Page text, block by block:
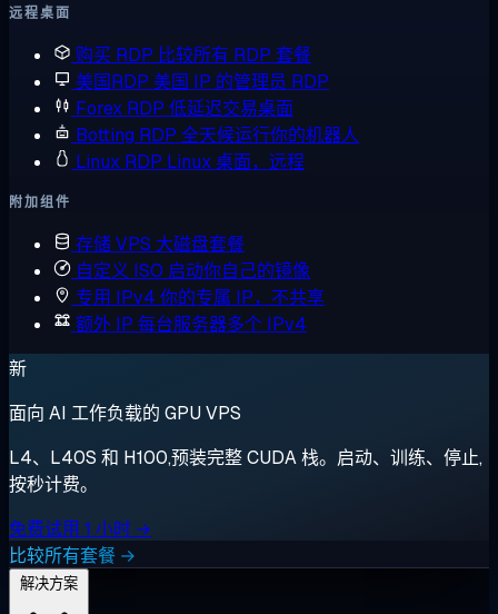
远程桌面
购买 RDP 比较所有 RDP 套餐
美国RDP 美国 IP 的管理员 RDP
Forex RDP 低延迟交易桌面
Botting RDP 全天候运行你的机器人
Linux RDP Linux 桌面，远程
附加组件
存储 VPS 大磁盘套餐
自定义 ISO 启动你自己的镜像
专用 IPv4 你的专属 IP，不共享
额外 IP 每台服务器多个 IPv4
新
面向 AI 工作负载的 GPU VPS
L4、L40S 和 H100,预装完整 CUDA 栈。启动、训练、停止,
按秒计费。
免费试用 1 小时 →
比较所有套餐 →